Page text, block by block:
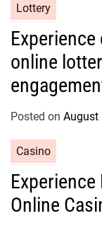
a
e
o
r
s
Lottery
online
Posted on August
a
e
Casino
Online